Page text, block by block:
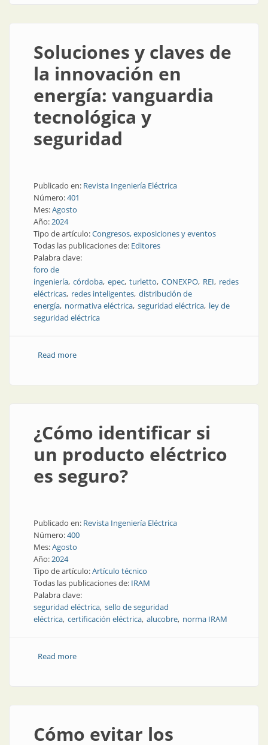
Soluciones y claves de
la innovación en
energía: vanguardia
tecnológica y
seguridad
Publicado en: Revista Ingeniería Eléctrica
Número:401
Mes:Agosto
Año:2024
Tipo de artículo:Congresos, exposiciones y eventos
Todas las publicaciones de: Editores
Palabra clave:
foro de
ingeniería córdoba epec turletto CONEXPO REI redes
eléctricas redes inteligentes distribución de
energía normativa eléctrica seguridad eléctrica ley de
seguridad eléctrica
Read moreabout Soluciones y claves de la innovación en energía:
¿Cómo identificar si
un producto eléctrico
es seguro?
Publicado en: Revista Ingeniería Eléctrica
Número:400
Mes:Agosto
Año:2024
Tipo de artículo:Artículo técnico
Todas las publicaciones de: IRAM
Palabra clave:
seguridad eléctrica sello de seguridad
eléctrica certificación eléctrica alucobre norma IRAM
Read moreabout ¿Cómo identificar si un producto eléctrico es
Cómo evitar los